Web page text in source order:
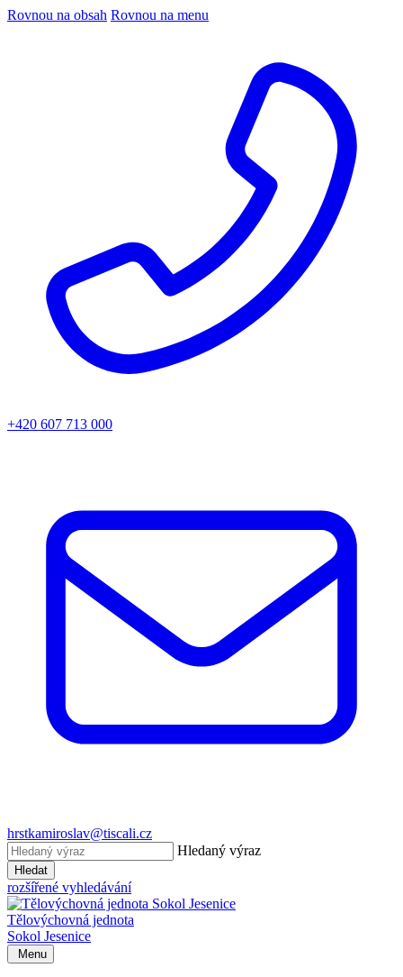
Rovnou na obsah Rovnou na menu
+420 607 713 000
hrstkamiroslav@tiscali.cz
Hledaný výraz
Hledat
rozšířené vyhledávání
Tělovýchovná jednota
Sokol Jesenice
Menu